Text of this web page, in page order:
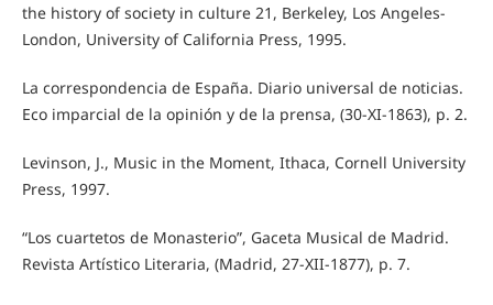
the history of society in culture 21, Berkeley, Los Angeles-
London, University of California Press, 1995.
La correspondencia de España. Diario universal de noticias.
Eco imparcial de la opinión y de la prensa, (30-XI-1863), p. 2.
Levinson, J., Music in the Moment, Ithaca, Cornell University
Press, 1997.
“Los cuartetos de Monasterio”, Gaceta Musical de Madrid.
Revista Artístico Literaria, (Madrid, 27-XII-1877), p. 7.